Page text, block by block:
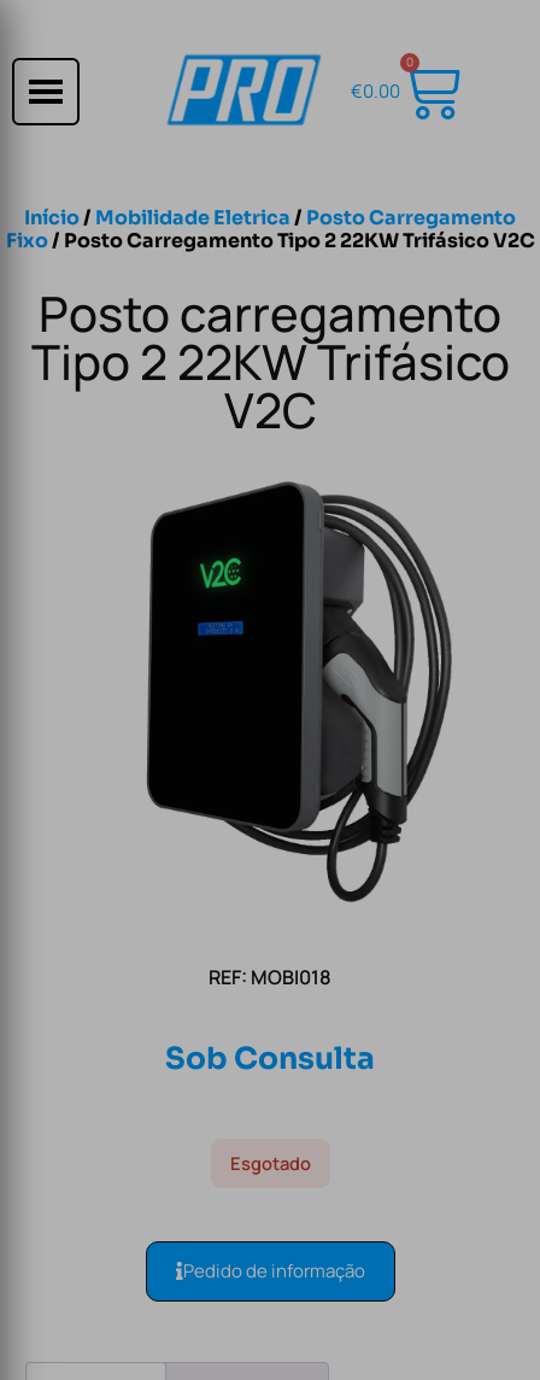
€0.00
0
Início/ Mobilidade Eletrica/ Posto Carregamento
Fixo/ Posto Carregamento Tipo 2 22KW Trifásico V2C
Posto carregamento
Tipo 2 22KW Trifásico
V2C
REF: MOBI018
Sob Consulta
Esgotado
Pedido de informação